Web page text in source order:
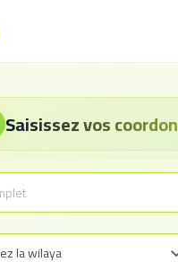
Saisissez vos